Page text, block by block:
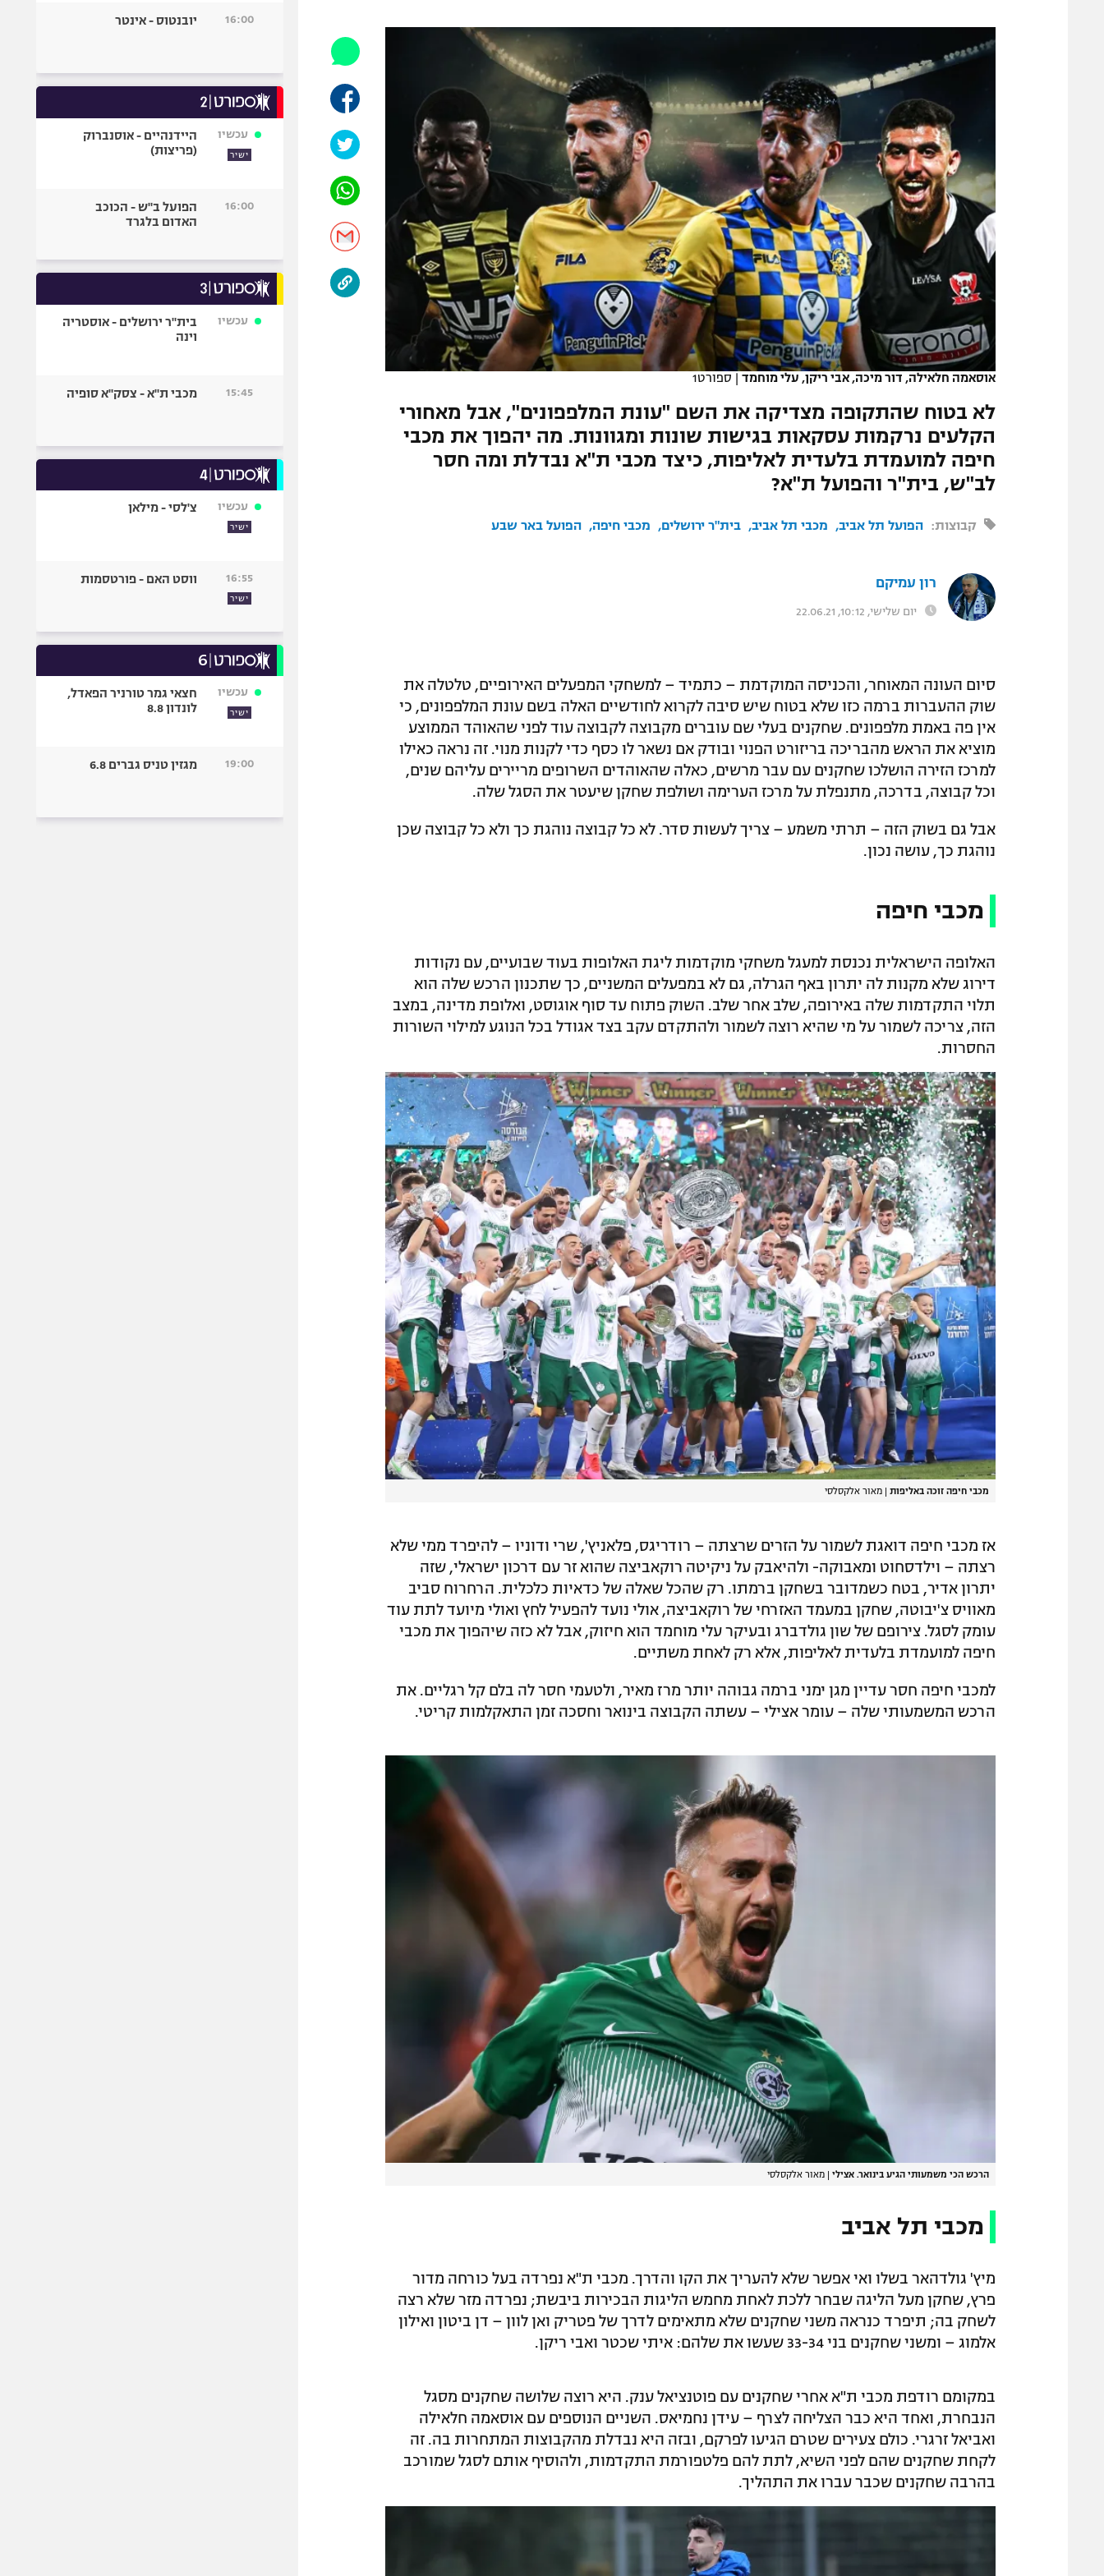
תקנון עבור פעילות אלקטרה
תקנון עבור פעילות ספורט 1 – "מרלן"
תנאי שימוש
מדיניות פרטיות
תקנון פעילות ספורט 1
רשיון להקרנה פומבית לבית עסק
הצטרפות לחבילת הערוצים
לוח דרושים – ג'ובנט
המגזין
הפועל תל אביב
הפועל באר שבע
מכבי נתניה
בני יהודה
ליגה סינית
ליגות נוספות
אופניים
כדורמים
פוטבול אמריקאי NFL
ספורט אתגרי
גיימינג E-Sports
אוסאמה חלאילה, דור מיכה, אבי ריקן, עלי מוחמד | ספורט1
לא בטוח שהתקופה מצדיקה את השם "עונת המלפפונים", אבל מאחורי
הקלעים נרקמות עסקאות בגישות שונות ומגוונות. מה יהפוך את מכבי
חיפה למועמדת בלעדית לאליפות, כיצד מכבי ת"א נבדלת ומה חסר
לב"ש, בית"ר והפועל ת"א?
קבוצות: הפועל תל אביב מכבי תל אביב בית"ר ירושלים מכבי חיפה הפועל באר שבע
רון עמיקם
יום שלישי, 10:12, 22.06.21
סיום העונה המאוחר, והכניסה המוקדמת – כתמיד – למשחקי המפעלים האירופיים, טלטלה את
שוק ההעברות ברמה כזו שלא בטוח שיש סיבה לקרוא לחודשיים האלה בשם עונת המלפפונים, כי
אין פה באמת מלפפונים. שחקנים בעלי שם עוברים מקבוצה לקבוצה עוד לפני שהאוהד הממוצע
מוציא את הראש מהבריכה בריזורט הפנוי ובודק אם נשאר לו כסף כדי לקנות מנוי. זה נראה כאילו
למרכז הזירה הושלכו שחקנים עם עבר מרשים, כאלה שהאוהדים השרופים מריירים עליהם שנים,
וכל קבוצה, בדרכה, מתנפלת על מרכז הערימה ושולפת שחקן שיעטר את הסגל שלה.
אבל גם בשוק הזה – תרתי משמע – צריך לעשות סדר. לא כל קבוצה נוהגת כך ולא כל קבוצה שכן
נוהגת כך, עושה נכון.
מכבי חיפה
האלופה הישראלית נכנסת למעגל משחקי מוקדמות ליגת האלופות בעוד שבועיים, עם נקודות
דירוג שלא מקנות לה יתרון באף הגרלה, גם לא במפעלים המשניים, כך שתכנון הרכש שלה הוא
תלוי התקדמות שלה באירופה, שלב אחר שלב. השוק פתוח עד סוף אוגוסט, ואלופת מדינה, במצב
הזה, צריכה לשמור על מי שהיא רוצה לשמור ולהתקדם עקב בצד אגודל בכל הנוגע למילוי השורות
החסרות.
מכבי חיפה זוכה באליפות | מאור אלקסלסי
אז מכבי חיפה דואגת לשמור על הזרים שרצתה – רודריגס, פלאניץ', שרי ודוניו – להיפרד ממי שלא
רצתה – וילדסחוט ומאבוקה- ולהיאבק על ניקיטה רוקאביצה שהוא זר עם דרכון ישראלי, שזה
יתרון אדיר, בטח כשמדובר בשחקן ברמתו. רק שהכל שאלה של כדאיות כלכלית. הרחרוח סביב
מאוויס צ'יבוטה, שחקן במעמד האזרחי של רוקאביצה, אולי נועד להפעיל לחץ ואולי מיועד לתת עוד
עומק לסגל. צירופם של שון גולדברג ובעיקר עלי מוחמד הוא חיזוק, אבל לא כזה שיהפוך את מכבי
חיפה למועמדת בלעדית לאליפות, אלא רק לאחת משתיים.
למכבי חיפה חסר עדיין מגן ימני ברמה גבוהה יותר מרז מאיר, ולטעמי חסר לה בלם קל רגליים. את
הרכש המשמעותי שלה – עומר אצילי – עשתה הקבוצה בינואר וחסכה זמן התאקלמות קריטי.
הרכש הכי משמעותי הגיע בינואר. אצילי | מאור אלקסלסי
מכבי תל אביב
מיץ' גולדהאר בשלו ואי אפשר שלא להעריך את הקו והדרך. מכבי ת"א נפרדה בעל כורחה מדור
פרץ, שחקן מעל הליגה שבחר ללכת לאחת מחמש הליגות הבכירות ביבשת; נפרדה מזר שלא רצה
לשחק בה; תיפרד כנראה משני שחקנים שלא מתאימים לדרך של פטריק ואן לוון – דן ביטון ואילון
אלמוג – ומשני שחקנים בני 33-34 שעשו את שלהם: איתי שכטר ואבי ריקן.
במקומם רודפת מכבי ת"א אחרי שחקנים עם פוטנציאל ענק. היא רוצה שלושה שחקנים מסגל
הנבחרת, ואחד היא כבר הצליחה לצרף – עידן נחמיאס. השניים הנוספים עם אוסאמה חלאילה
ואביאל זרגרי. כולם צעירים שטרם הגיעו לפרקם, ובזה היא נבדלת מהקבוצות המתחרות בה. זה
לקחת שחקנים שהם לפני השיא, לתת להם פלטפורמת התקדמות, ולהוסיף אותם לסגל שמורכב
בהרבה שחקנים שכבר עברו את התהליך.
16:00 יובנטוס - אינטר
עכשיו
ישיר
היידנהיים - אוסנברוק
(פריצות)
16:00
הפועל ב"ש - הכוכב
האדום בלגרד
עכשיו
בית"ר ירושלים - אוסטריה
וינה
15:45 מכבי ת"א - צסק"א סופיה
עכשיו
ישיר
צ'לסי - מילאן
16:55
ישיר
ווסט האם - פורטסמות
עכשיו
ישיר
חצאי גמר טורניר הפאדל,
לונדון 8.8
19:00 מגזין טניס גברים 6.8